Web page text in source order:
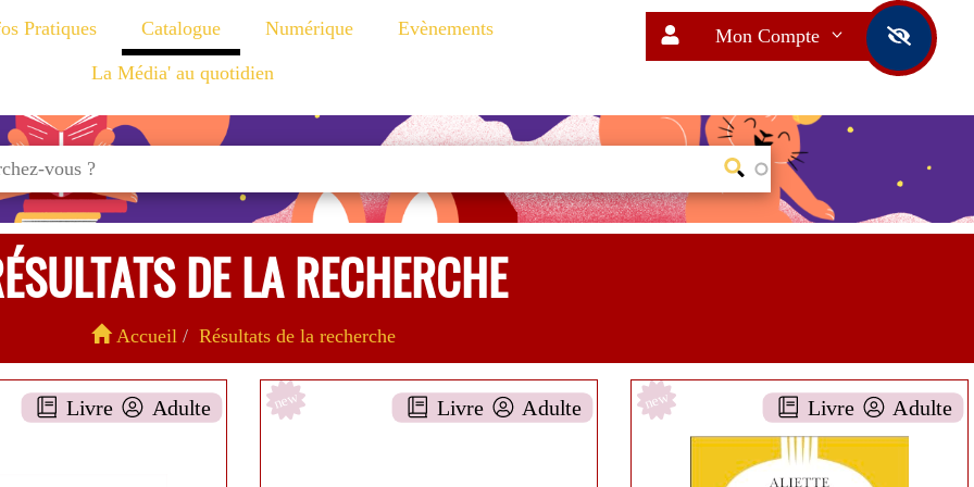
Pratiques Catalogue Numérique Evènements
La Média' au quotidien
Mon Compte
DE LA RECHERCHE
Accueil Résultats de la recherche
Livre Adulte
1960-1970
Livre Adulte
new
Un si long silence
Livre Adulte
new
M
ozart était une femme